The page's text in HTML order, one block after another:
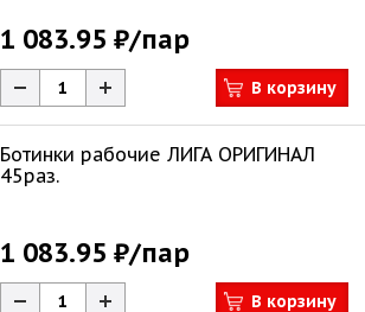
1 083.95 ₽/пар
В корзину
Ботинки рабочие ЛИГА ОРИГИНАЛ
45раз.
1 083.95 ₽/пар
В корзину